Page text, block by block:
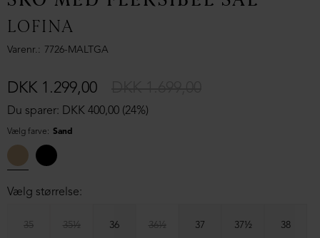
LOFINA
Varenr. 7726-MALTGA
Du sparer: DKK 400,00 (24%)
DKK 1.299,00
Vælg farve: Sand
Vælg størrelse:
35 35½ 36 36½ 37 37½ 38